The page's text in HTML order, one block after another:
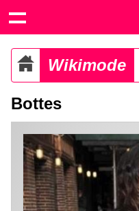
Wikimode
Bottes